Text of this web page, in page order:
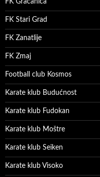
FK Stari Grad
FK Zanatlije
FK Zmaj
Football club Kosmos
Karate klub Budućnost
Karate klub Fudokan
Karate klub Moštre
Karate klub Seiken
Karate klub Visoko